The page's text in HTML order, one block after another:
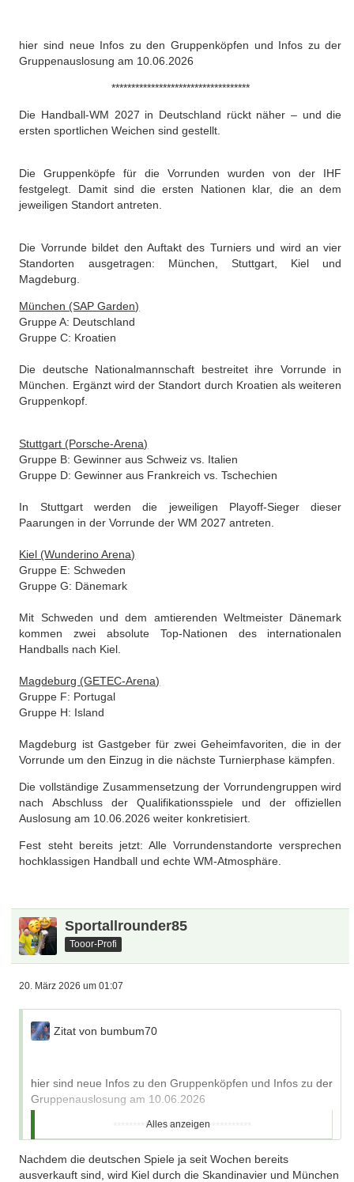
hier sind neue Infos zu den Gruppenköpfen und Infos zu der
Gruppenauslosung am 10.06.2026
***********************************
Die Handball‑WM 2027 in Deutschland rückt näher – und die
ersten sportlichen Weichen sind gestellt.
Die Gruppenköpfe für die Vorrunden wurden von der IHF
festgelegt. Damit sind die ersten Nationen klar, die an dem
jeweiligen Standort antreten.
Die Vorrunde bildet den Auftakt des Turniers und wird an vier
Standorten ausgetragen: München, Stuttgart, Kiel und
Magdeburg.
München (SAP Garden)
Gruppe A: Deutschland
Gruppe C: Kroatien
Die deutsche Nationalmannschaft bestreitet ihre Vorrunde in
München. Ergänzt wird der Standort durch Kroatien als weiteren
Gruppenkopf.
Stuttgart (Porsche‑Arena)
Gruppe B: Gewinner aus Schweiz vs. Italien
Gruppe D: Gewinner aus Frankreich vs. Tschechien
In Stuttgart werden die jeweiligen Playoff‑Sieger dieser
Paarungen in der Vorrunde der WM 2027 antreten.
Kiel (Wunderino Arena)
Gruppe E: Schweden
Gruppe G: Dänemark
Mit Schweden und dem amtierenden Weltmeister Dänemark
kommen zwei absolute Top‑Nationen des internationalen
Handballs nach Kiel.
Magdeburg (GETEC‑Arena)
Gruppe F: Portugal
Gruppe H: Island
Magdeburg ist Gastgeber für zwei Geheimfavoriten, die in der
Vorrunde um den Einzug in die nächste Turnierphase kämpfen.
Die vollständige Zusammensetzung der Vorrundengruppen wird
nach Abschluss der Qualifikationsspiele und der offiziellen
Auslosungam 10.06.2026 weiter konkretisiert.
Fest steht bereits jetzt: Alle Vorrundenstandorte versprechen
hochklassigen Handball und echte WM‑Atmosphäre.
Sportallrounder85
Tooor-Profi
20. März 2026 um 01:07
Zitat von bumbum70
hier sind neue Infos zu den Gruppenköpfen und Infos zu der
Gruppenauslosung am 10.06.2026
***********************************
Die Handball‑WM 2027 in Deutschland rückt näher – und
die ersten sportlichen Weichen sind gestellt.
Alles anzeigen
Nachdem die deutschen Spiele ja seit Wochen bereits
ausverkauft sind, wird Kiel durch die Skandinavier und München